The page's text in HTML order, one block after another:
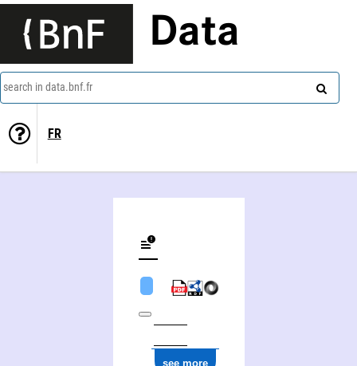
Data
search in data.bnf.fr
FR
see more